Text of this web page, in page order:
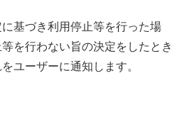
基づき利用停止等を行った場
を行わない旨の決定をしたとき
ユーザーに通知します。